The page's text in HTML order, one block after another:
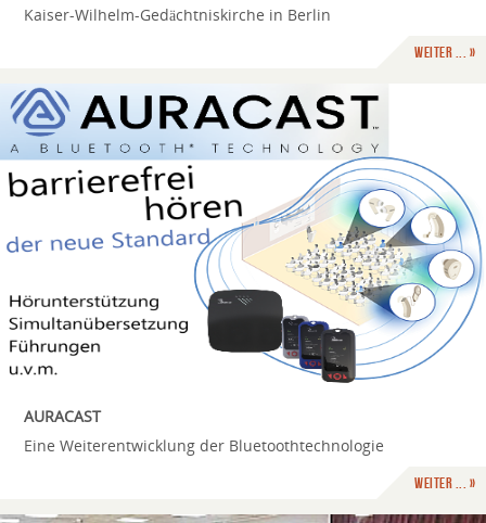
Kaiser-Wilhelm-Gedächtniskirche in Berlin
weiter ... »
AURACAST
Eine Weiterentwicklung der Bluetoothtechnologie
weiter ... »